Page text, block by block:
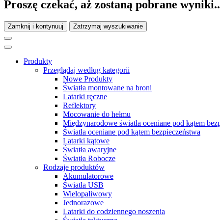
Proszę czekać, aż zostaną pobrane
Zamknij i kontynuuj Zatrzymaj wyszukiwanie
Produkty
Przeglądaj według kategorii
Nowe Produkty
Światła montowane na broni
Latarki ręczne
Reflektory
Mocowanie do hełmu
Międzynarodowe światła oceniane pod kątem
Światła oceniane pod kątem bezpieczeństwa
Latarki kątowe
Światła awaryjne
Światła Robocze
Rodzaje produktów
Akumulatorowe
Światła USB
Wielopaliwowy
Jednorazowe
Latarki do codziennego noszenia